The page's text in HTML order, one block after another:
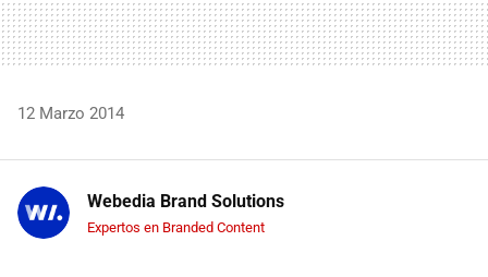
12 Marzo 2014
Webedia Brand Solutions
Expertos en Branded Content